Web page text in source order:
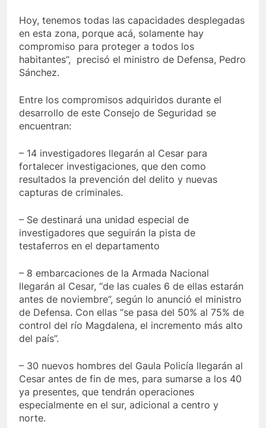
Hoy, tenemos todas las capacidades desplegadas
en esta zona, porque acá, solamente hay
compromiso para proteger a todos los
habitantes”, precisó el ministro de Defensa, Pedro
Sánchez.
Entre los compromisos adquiridos durante el
desarrollo de este Consejo de Seguridad se
encuentran:
– 14 investigadores llegarán al Cesar para
fortalecer investigaciones, que den como
resultados la prevención del delito y nuevas
capturas de criminales.
– Se destinará una unidad especial de
investigadores que seguirán la pista de
testaferros en el departamento
– 8 embarcaciones de la Armada Nacional
llegarán al Cesar, “de las cuales 6 de ellas estarán
antes de noviembre”, según lo anunció el ministro
de Defensa. Con ellas “se pasa del 50% al 75% de
control del río Magdalena, el incremento más alto
del país”.
– 30 nuevos hombres del Gaula Policía llegarán al
Cesar antes de fin de mes, para sumarse a los 40
ya presentes, que tendrán operaciones
especialmente en el sur, adicional a centro y
norte.